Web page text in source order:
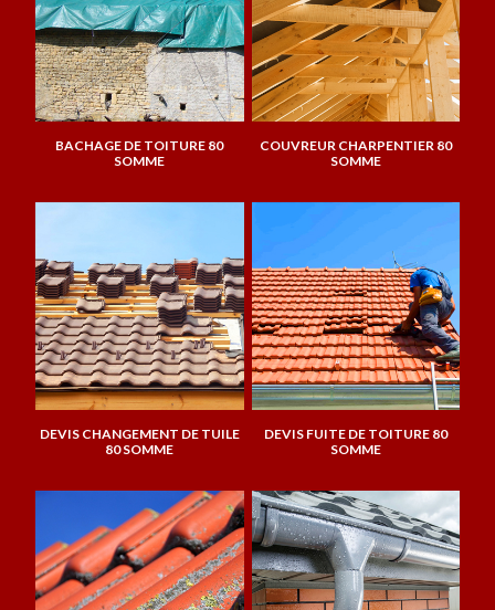
BACHAGE DE TOITURE 80
SOMME
COUVREUR CHARPENTIER 80
SOMME
DEVIS CHANGEMENT DE TUILE
80 SOMME
DEVIS FUITE DE TOITURE 80
SOMME